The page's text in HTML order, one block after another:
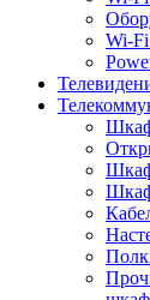
Wi-Fi